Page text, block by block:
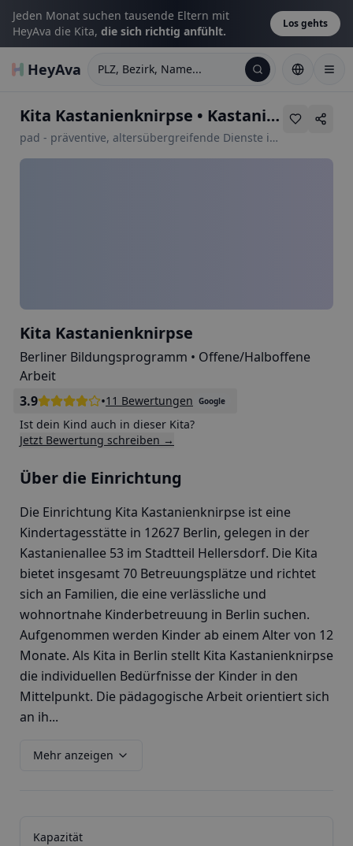
Jeden Monat suchen tausende Eltern mit
HeyAva die Kita, die sich richtig anfühlt.
Los gehts
HeyAva PLZ, Bezirk, Name...
Kita Kastanienknirpse • Kastanienallee 53
pad - präventive, altersübergreifende Dienste im
Kita Kastanienknirpse
Berliner Bildungsprogramm • Offene/Halboffene
Arbeit
3.9
•11 Bewertungen Google
Ist dein Kind auch in dieser Kita?
Jetzt Bewertung schreiben →
Über die Einrichtung
Die Einrichtung Kita Kastanienknirpse ist eine
Kindertagesstätte in 12627 Berlin, gelegen in der
Kastanienallee 53 im Stadtteil Hellersdorf. Die Kita
bietet insgesamt 70 Betreuungsplätze und richtet
sich an Familien, die eine verlässliche und
wohnortnahe Kinderbetreuung in Berlin suchen.
Aufgenommen werden Kinder ab einem Alter von 12
Monate. Als Kita in Berlin stellt Kita Kastanienknirpse
die individuellen Bedürfnisse der Kinder in den
Mittelpunkt. Die pädagogische Arbeit orientiert sich
an ih...
Mehr anzeigen
Kapazität